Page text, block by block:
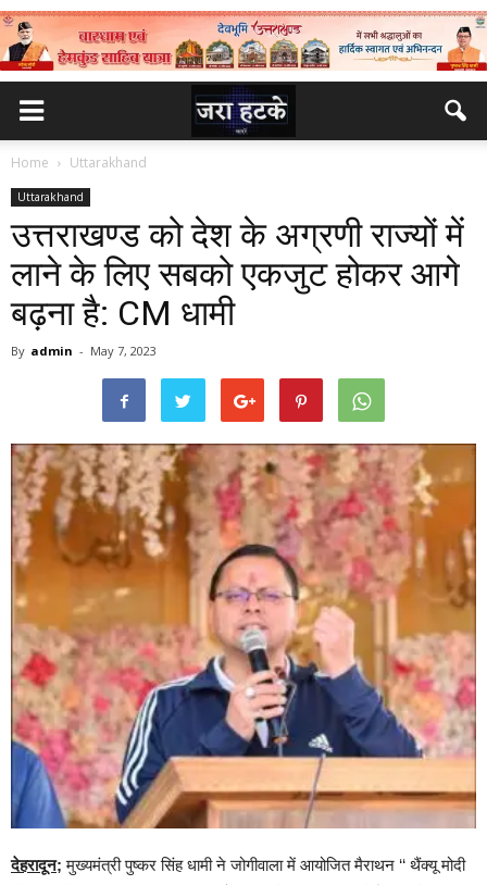
Home Uttarakhand
Uttarakhand
उत्तराखण्ड को देश के अग्रणी राज्यों में
लाने के लिए सबको एकजुट होकर आगे
बढ़ना है: CM धामी
By admin - May 7, 2023
देहरादून; मुख्यमंत्री पुष्कर सिंह धामी ने जोगीवाला में आयोजित मैराथन ‘‘ थैंक्यू मोदी